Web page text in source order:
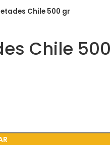
Chile 500 gr
Chile